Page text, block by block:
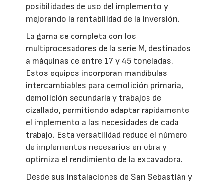
posibilidades de uso del implemento y
mejorando la rentabilidad de la inversión.
La gama se completa con los
multiprocesadores de la serie M, destinados
a máquinas de entre 17 y 45 toneladas.
Estos equipos incorporan mandíbulas
intercambiables para demolición primaria,
demolición secundaria y trabajos de
cizallado, permitiendo adaptar rápidamente
el implemento a las necesidades de cada
trabajo. Esta versatilidad reduce el número
de implementos necesarios en obra y
optimiza el rendimiento de la excavadora.
Desde sus instalaciones de San Sebastián y